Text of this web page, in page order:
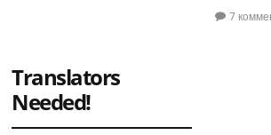
7
Translators
Needed!